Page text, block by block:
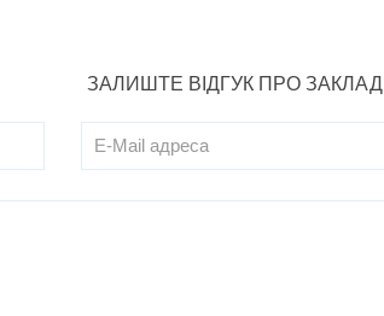
ЗАЛИШТЕ ВІДГУК ПРО ЗАКЛАД